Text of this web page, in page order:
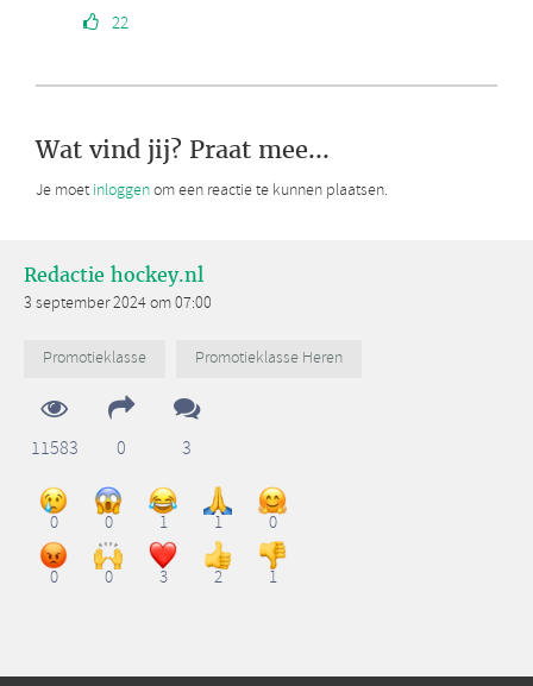
22
Wat vind jij? Praat mee...
Je moet inloggenom een reactie te kunnen plaatsen.
Redactie hockey.nl
3 september 2024 om 07:00
Promotieklasse Promotieklasse Heren
11583 0 3
0 0 1 1 0
0 0 3 2 1